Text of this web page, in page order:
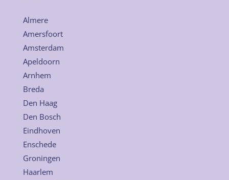
Almere
Amersfoort
Amsterdam
Apeldoorn
Arnhem
Breda
Den Haag
Den Bosch
Eindhoven
Enschede
Groningen
Haarlem